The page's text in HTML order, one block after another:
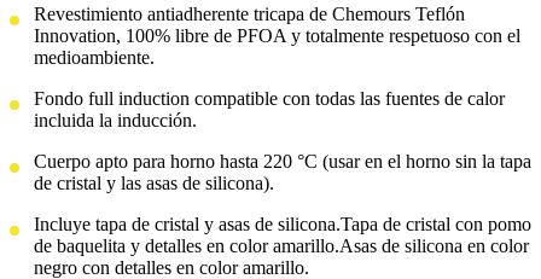
Revestimiento antiadherente tricapa de Chemours Teflón
Innovation, 100% libre de PFOA y totalmente respetuoso con el
medioambiente.
Fondo full induction compatible con todas las fuentes de calor
incluida la inducción.
Cuerpo apto para horno hasta 220 °C (usar en el horno sin la tapa
de cristal y las asas de silicona).
Incluye tapa de cristal y asas de silicona.Tapa de cristal con pomo
de baquelita y detalles en color amarillo.Asas de silicona en color
negro con detalles en color amarillo.